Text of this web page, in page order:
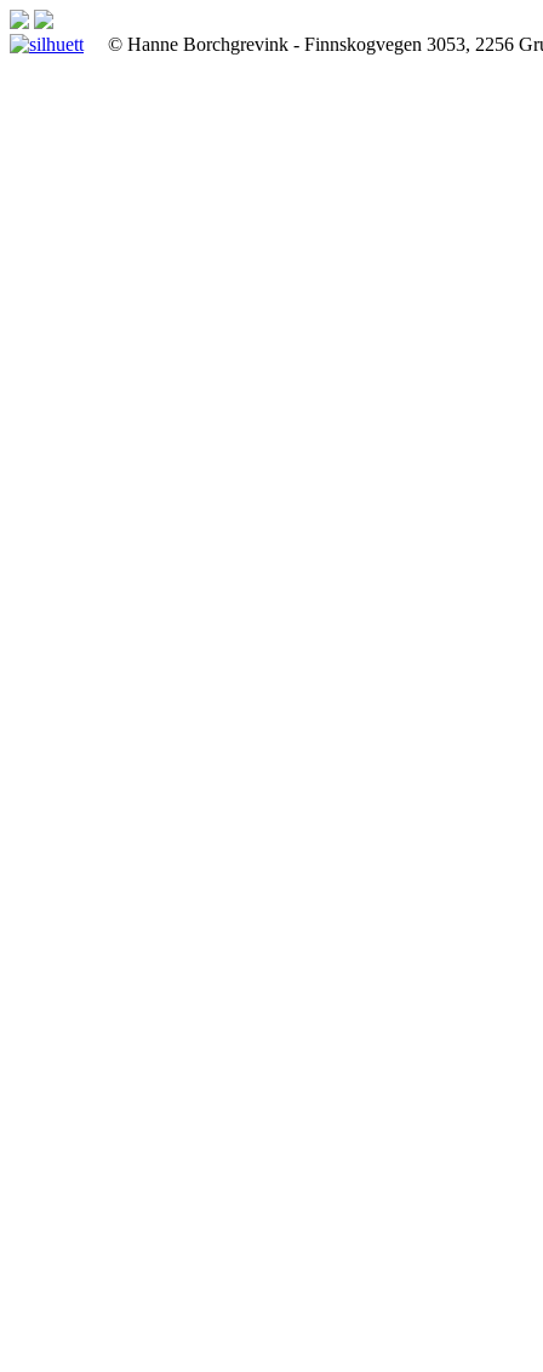
© Hanne Borchgrevink - Finnskogvegen 3053, 2256